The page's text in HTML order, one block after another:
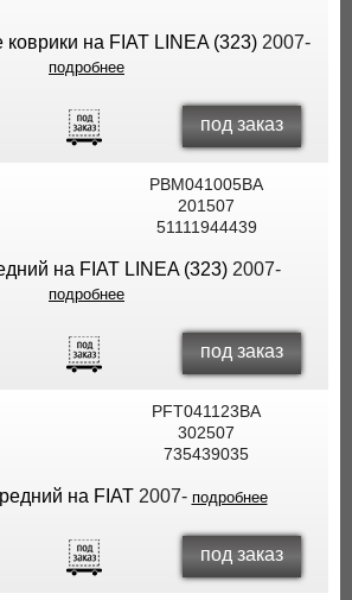
на FIAT LINEA (323) 2007-
подробнее
под заказ
PBM041005BA
201507
51111944439
на FIAT LINEA (323) 2007-
подробнее
под заказ
PFT041123BA
302507
735439035
на FIAT 2007- подробнее
под заказ